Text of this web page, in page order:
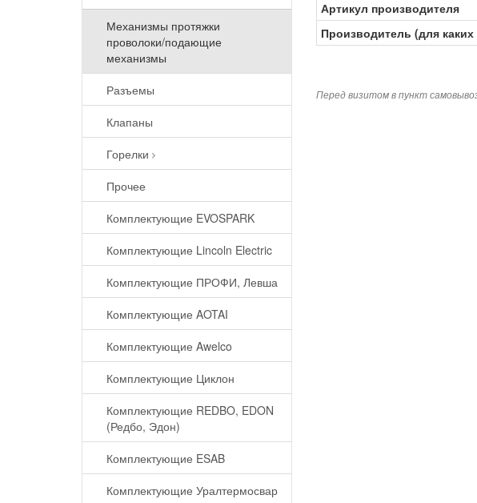
Механизмы протяжки
проволоки/подающие
механизмы
Разъемы
Клапаны
Горелки
Прочее
Комплектующие EVOSPARK
Комплектующие Lincoln Electric
Комплектующие ПРОФИ, Левша
Комплектующие AOTAI
Комплектующие Awelco
Комплектующие Циклон
Комплектующие REDBO, EDON
(Редбо, Эдон)
Комплектующие ESAB
Комплектующие Уралтермосвар
Артикул производителя
Производитель (для каких
Перед визитом в пункт